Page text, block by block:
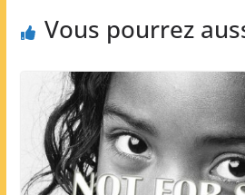
Vous pourrez